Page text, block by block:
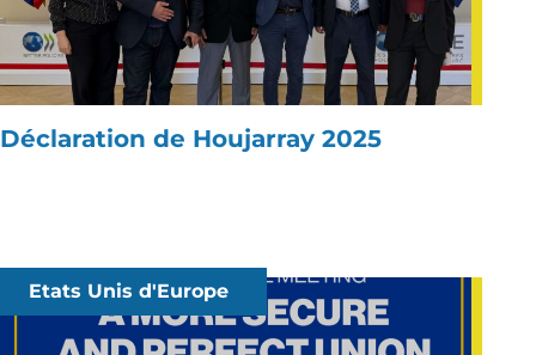
Déclaration de Houjarray 2025
Etats Unis d'Europe